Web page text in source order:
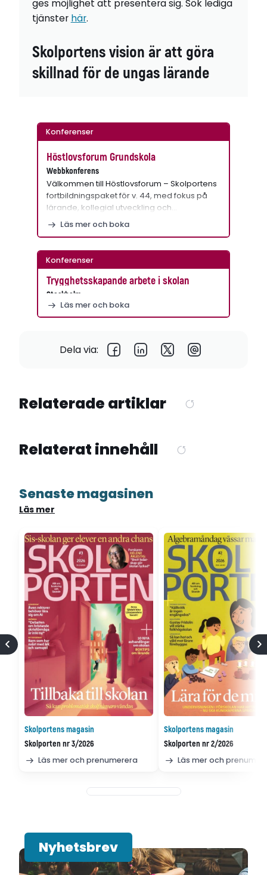
ges möjlighet att presentera sig. Sök lediga
tjänster här.
Skolportens vision är att göra
skillnad för de ungas lärande
Konferenser
Höstlovsforum Grundskola
Webbkonferens
Välkommen till Höstlovsforum – Skolportens
fortbildningspaket för v. 44, med fokus på
lärande, kollegial utveckling och…
Läs mer och boka
Konferenser
Trygghetsskapande arbete i skolan
Stockholm
Läs mer och boka
Dela via:
Relaterade artiklar
Relaterat innehåll
Senaste magasinen
Läs mer
Skolportens magasin
Skolporten nr 3/2026
Läs mer och prenumerera
Skolportens magasin
Skolporten nr 2/2026
Läs mer och
Nyhetsbrev